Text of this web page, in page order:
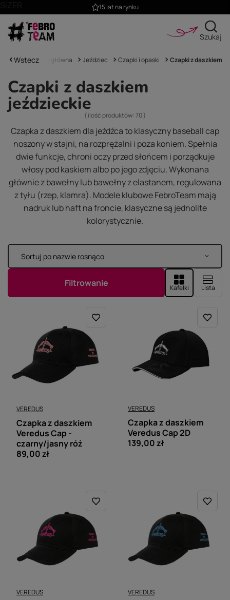
Profesjonalne doradztwo
Szukaj
WsteczStrona główna Jeździec Czapki i opaski Czapki z daszkiem
Czapki z daszkiem
jeździeckie
( ilość produktów:70)
Czapka z daszkiem dla jeźdźca to klasyczny baseball cap
noszony w stajni, na rozprężalni i poza koniem. Spełnia
dwie funkcje, chroni oczy przed słońcem i porządkuje
włosy pod kaskiem albo po jego zdjęciu. Wykonana
głównie z bawełny lub bawełny z elastanem, regulowana
z tyłu (rzep, klamra). Modele klubowe FebroTeam mają
nadruk lub haft na froncie, klasyczne są jednolite
kolorystycznie.
Zmień sortowanie
Sortuj po nazwie rosnąco
Filtrowanie Kafelki Lista
VEREDUS
Czapka z daszkiem
Veredus Cap -
czarny/jasny róż
89,00 zł
VEREDUS
Czapka z daszkiem
Veredus Cap 2D
139,00 zł
VEREDUS VEREDUS